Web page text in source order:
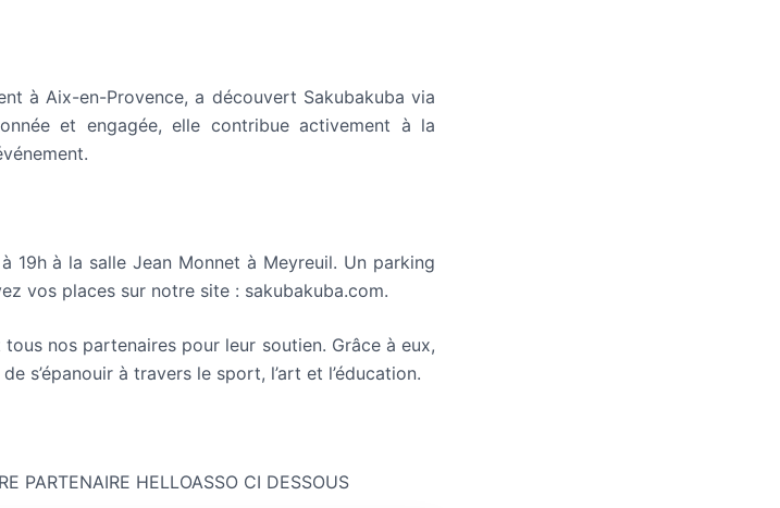
à Aix-en-Provence, a découvert Sakubakuba via
et engagée, elle contribue activement à la
19h à la salle Jean Monnet à Meyreuil. Un parking
vos places sur notre site : sakubakuba.com.
nos partenaires pour leur soutien. Grâce à eux,
s’épanouir à travers le sport, l’art et l’éducation.
PARTENAIRE HELLOASSO CI DESSOUS